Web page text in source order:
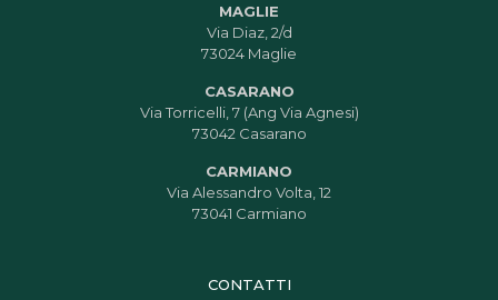
MAGLIE
Via Diaz, 2/d
73024 Maglie
CASARANO
Via Torricelli, 7 (Ang Via Agnesi)
73042 Casarano
CARMIANO
Via Alessandro Volta, 12
73041 Carmiano
CONTATTI